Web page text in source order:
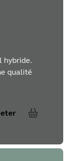
hybride.
qualité